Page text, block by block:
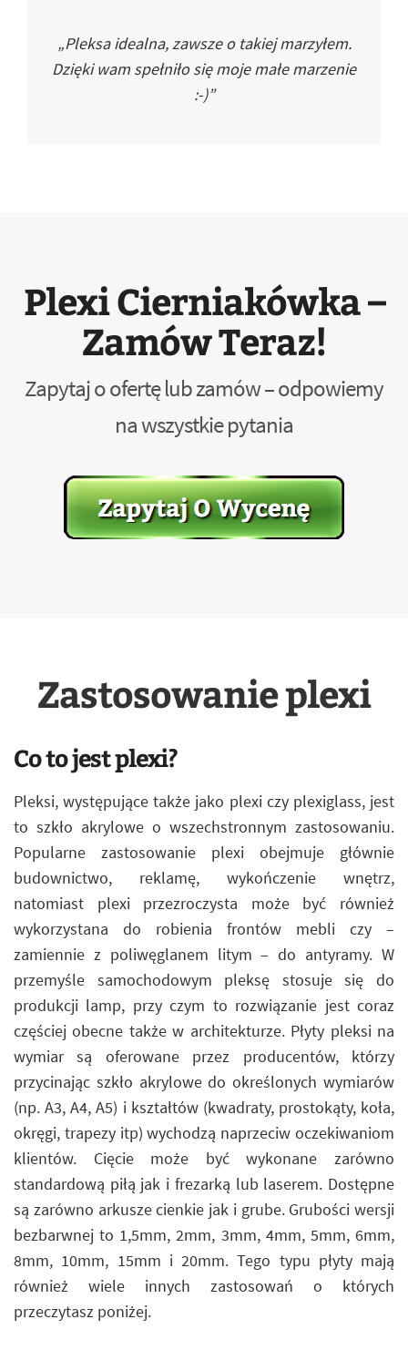
„Pleksa idealna, zawsze o takiej marzyłem.
Dzięki wam spełniło się moje małe marzenie
:-)”
Plexi Cierniakówka –
Zamów Teraz!
Zapytaj o ofertę lub zamów – odpowiemy
na wszystkie pytania
Zastosowanie plexi
Co to jest plexi?
Pleksi, występujące także jako plexi czy plexiglass, jest
to szkło akrylowe o wszechstronnym zastosowaniu.
Popularne zastosowanie plexi obejmuje głównie
budownictwo, reklamę, wykończenie wnętrz,
natomiast plexi przezroczysta może być również
wykorzystana do robienia frontów mebli czy –
zamiennie z poliwęglanem litym – do antyramy. W
przemyśle samochodowym pleksę stosuje się do
produkcji lamp, przy czym to rozwiązanie jest coraz
częściej obecne także w architekturze. Płyty pleksi na
wymiar są oferowane przez producentów, którzy
przycinając szkło akrylowe do określonych wymiarów
(np. A3, A4, A5) i kształtów (kwadraty, prostokąty, koła,
okręgi, trapezy itp) wychodzą naprzeciw oczekiwaniom
klientów. Cięcie może być wykonane zarówno
standardową piłą jak i frezarką lub laserem. Dostępne
są zarówno arkusze cienkie jak i grube. Grubości wersji
bezbarwnej to 1,5mm, 2mm, 3mm, 4mm, 5mm, 6mm,
8mm, 10mm, 15mm i 20mm. Tego typu płyty mają
również wiele innych zastosowań o których
przeczytasz poniżej.